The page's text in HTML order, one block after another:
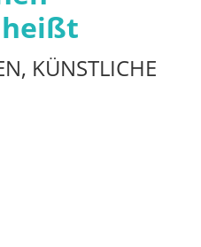
, KÜNSTLICHE